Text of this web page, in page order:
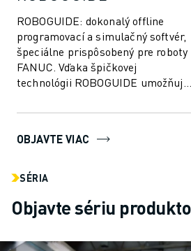
ROBOGUIDE: dokonalý offline
programovací a simulačný softvér,
špeciálne prispôsobený pre roboty
FANUC. Vďaka špičkovej
technológii ROBOGUIDE umožňuje
programovať a...
OBJAVTE VIAC
SÉRIA
Objavte sériu